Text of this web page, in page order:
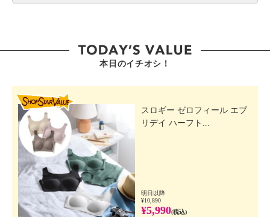
本日のイチオシ！
スロギー ゼロフィール エブ
リデイ ハーフト...
明日以降
¥10,890
¥5,990(税込)